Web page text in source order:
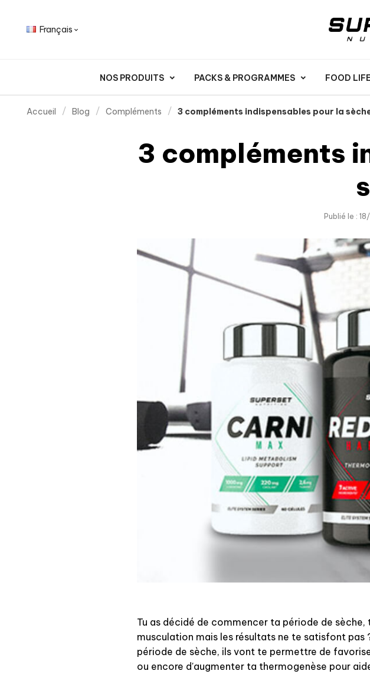
Français 
NOS PRODUITS PACKS & PROGRAMMES FOOD
Accueil Blog Compléments 3 compléments indispensables pour la
3 compléments
Publié le :
Tu as décidé de commencer ta période de
musculation mais les résultats ne te satisfont
période de sèche, ils vont te permettre de
ou encore d'augmenter ta thermogenèse pour